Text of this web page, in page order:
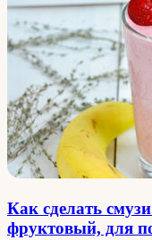
Как сделать
фруктовый, для